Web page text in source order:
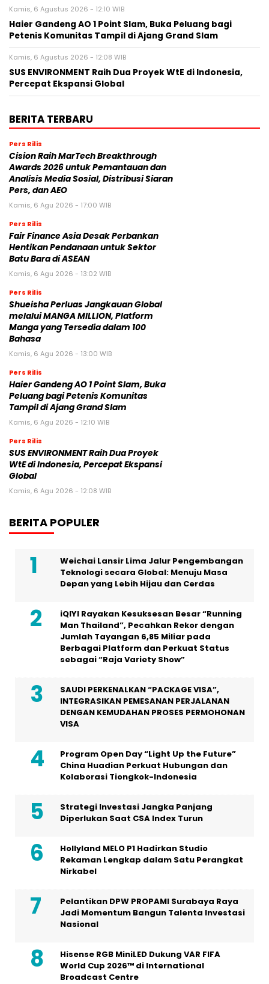
Kamis, 6 Agustus 2026 - 12:10 WIB
Haier Gandeng AO 1 Point Slam, Buka Peluang bagi
Petenis Komunitas Tampil di Ajang Grand Slam
Kamis, 6 Agustus 2026 - 12:08 WIB
SUS ENVIRONMENT Raih Dua Proyek WtE di Indonesia,
Percepat Ekspansi Global
BERITA TERBARU
Pers Rilis
Cision Raih MarTech Breakthrough
Awards 2026 untuk Pemantauan dan
Analisis Media Sosial, Distribusi Siaran
Pers, dan AEO
Kamis, 6 Agu 2026 - 17:00 WIB
Pers Rilis
Fair Finance Asia Desak Perbankan
Hentikan Pendanaan untuk Sektor
Batu Bara di ASEAN
Kamis, 6 Agu 2026 - 13:02 WIB
Pers Rilis
Shueisha Perluas Jangkauan Global
melalui MANGA MILLION, Platform
Manga yang Tersedia dalam 100
Bahasa
Kamis, 6 Agu 2026 - 13:00 WIB
Pers Rilis
Haier Gandeng AO 1 Point Slam, Buka
Peluang bagi Petenis Komunitas
Tampil di Ajang Grand Slam
Kamis, 6 Agu 2026 - 12:10 WIB
Pers Rilis
SUS ENVIRONMENT Raih Dua Proyek
WtE di Indonesia, Percepat Ekspansi
Global
Kamis, 6 Agu 2026 - 12:08 WIB
BERITA POPULER
Weichai Lansir Lima Jalur Pengembangan
Teknologi secara Global: Menuju Masa
Depan yang Lebih Hijau dan Cerdas
iQIYI Rayakan Kesuksesan Besar “Running
Man Thailand”, Pecahkan Rekor dengan
Jumlah Tayangan 6,85 Miliar pada
Berbagai Platform dan Perkuat Status
sebagai “Raja Variety Show”
SAUDI PERKENALKAN “PACKAGE VISA”,
INTEGRASIKAN PEMESANAN PERJALANAN
DENGAN KEMUDAHAN PROSES PERMOHONAN
VISA
Program Open Day “Light Up the Future”
China Huadian Perkuat Hubungan dan
Kolaborasi Tiongkok-Indonesia
Strategi Investasi Jangka Panjang
Diperlukan Saat CSA Index Turun
Hollyland MELO P1 Hadirkan Studio
Rekaman Lengkap dalam Satu Perangkat
Nirkabel
Pelantikan DPW PROPAMI Surabaya Raya
Jadi Momentum Bangun Talenta Investasi
Nasional
Hisense RGB MiniLED Dukung VAR FIFA
World Cup 2026™ di International
Broadcast Centre